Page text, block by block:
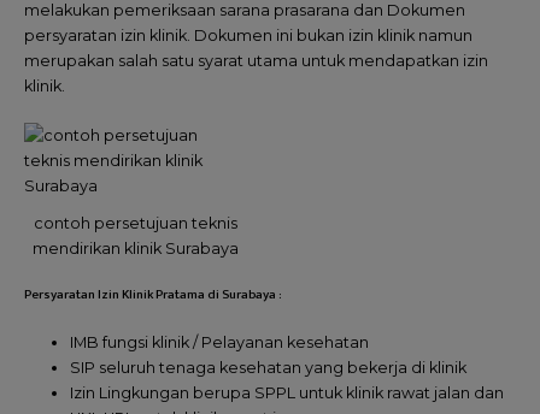
melakukan pemeriksaan sarana prasarana dan Dokumen
persyaratan izin klinik. Dokumen ini bukan izin klinik namun
merupakan salah satu syarat utama untuk mendapatkan izin
klinik.
contoh persetujuan teknis
mendirikan klinik Surabaya
Persyaratan Izin Klinik Pratama di Surabaya :
IMB fungsi klinik / Pelayanan kesehatan
SIP seluruh tenaga kesehatan yang bekerja di klinik
Izin Lingkungan berupa SPPL untuk klinik rawat jalan dan